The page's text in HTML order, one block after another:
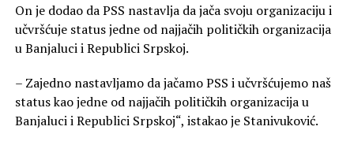
On je dodao da PSS nastavlja da jača svoju organizaciju i
učvršćuje status jedne od najjačih političkih organizacija
u Banjaluci i Republici Srpskoj.
– Zajedno nastavljamo da jačamo PSS i učvršćujemo naš
status kao jedne od najjačih političkih organizacija u
Banjaluci i Republici Srpskoj“, istakao je Stanivuković.